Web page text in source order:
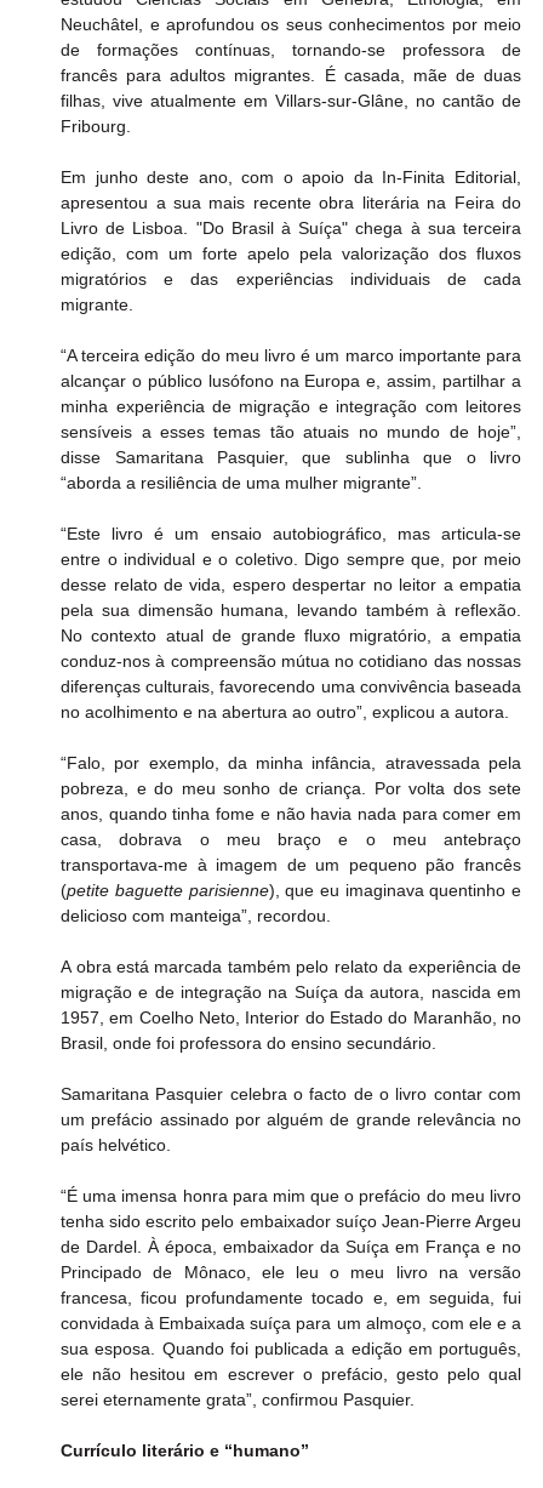
Neuchâtel, e aprofundou os seus conhecimentos por meio
de formações contínuas, tornando-se professora de
francês para adultos migrantes. É casada, mãe de duas
filhas, vive atualmente em Villars-sur-Glâne, no cantão de
Fribourg.
Em junho deste ano, com o apoio da In-Finita Editorial,
apresentou a sua mais recente obra literária na Feira do
Livro de Lisboa. "Do Brasil à Suíça" chega à sua terceira
edição, com um forte apelo pela valorização dos fluxos
migratórios e das experiências individuais de cada
migrante.
“A terceira edição do meu livro é um marco importante para
alcançar o público lusófono na Europa e, assim, partilhar a
minha experiência de migração e integração com leitores
sensíveis a esses temas tão atuais no mundo de hoje”,
disse Samaritana Pasquier, que sublinha que o livro
“aborda a resiliência de uma mulher migrante”.
“Este livro é um ensaio autobiográfico, mas articula-se
entre o individual e o coletivo. Digo sempre que, por meio
desse relato de vida, espero despertar no leitor a empatia
pela sua dimensão humana, levando também à reflexão.
No contexto atual de grande fluxo migratório, a empatia
conduz-nos à compreensão mútua no cotidiano das nossas
diferenças culturais, favorecendo uma convivência baseada
no acolhimento e na abertura ao outro”, explicou a autora.
“Falo, por exemplo, da minha infância, atravessada pela
pobreza, e do meu sonho de criança. Por volta dos sete
anos, quando tinha fome e não havia nada para comer em
casa, dobrava o meu braço e o meu antebraço
transportava-me à imagem de um pequeno pão francês
(petite baguette parisienne), que eu imaginava quentinho e
delicioso com manteiga”, recordou.
A obra está marcada também pelo relato da experiência de
migração e de integração na Suíça da autora, nascida em
1957, em Coelho Neto, Interior do Estado do Maranhão, no
Brasil, onde foi professora do ensino secundário.
Samaritana Pasquier celebra o facto de o livro contar com
um prefácio assinado por alguém de grande relevância no
país helvético.
“É uma imensa honra para mim que o prefácio do meu livro
tenha sido escrito pelo embaixador suíço Jean-Pierre Argeu
de Dardel. À época, embaixador da Suíça em França e no
Principado de Mônaco, ele leu o meu livro na versão
francesa, ficou profundamente tocado e, em seguida, fui
convidada à Embaixada suíça para um almoço, com ele e a
sua esposa. Quando foi publicada a edição em português,
ele não hesitou em escrever o prefácio, gesto pelo qual
serei eternamente grata”, confirmou Pasquier.
Currículo literário e “humano”